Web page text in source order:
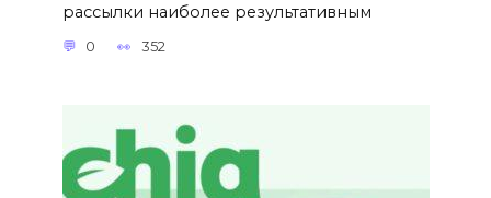
рассылки наиболее результативным
0 352